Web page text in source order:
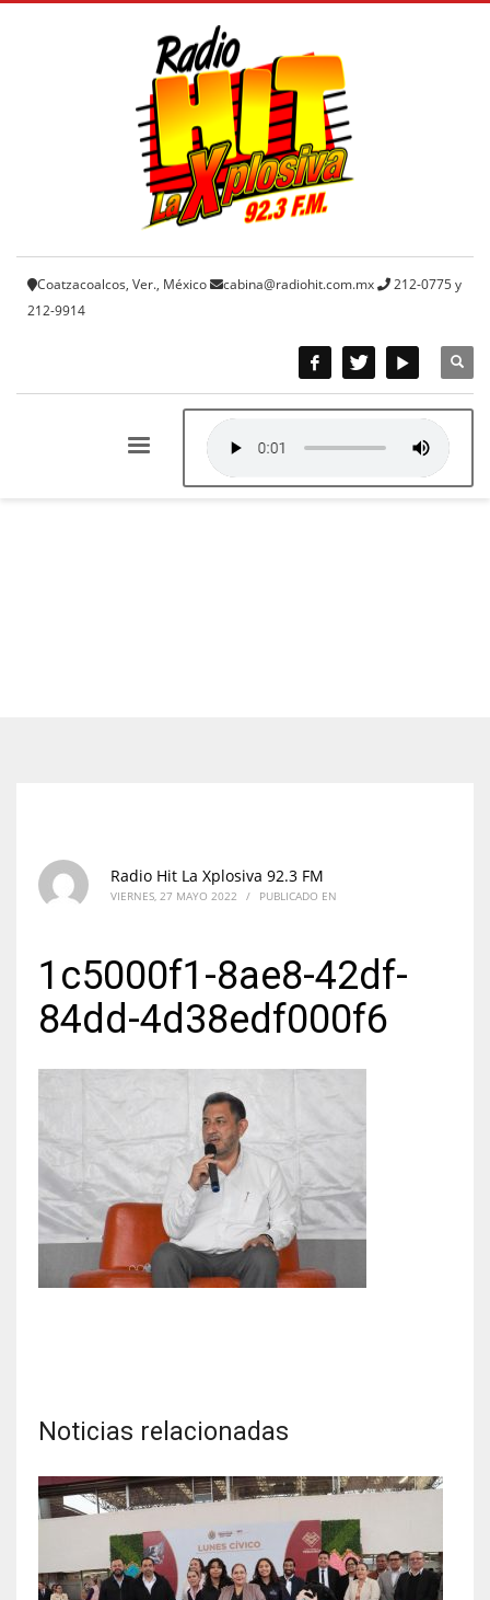
Coatzacoalcos, Ver., México cabina@radiohit.com.mx
212-0775 y
212-9914
Radio Hit La Xplosiva 92.3 FM
VIERNES, 27 MAYO 2022 / PUBLICADO EN
1c5000f1-8ae8-42df-
84dd-4d38edf000f6
Noticias relacionadas